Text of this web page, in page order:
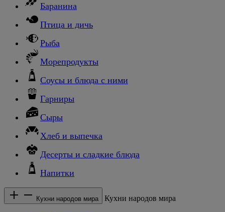
Баранина
Птица и дичь
Рыба
Морепродукты
Соусы и блюда с ними
Гарниры
Сыры
Хлеб и выпечка
Десерты и сладкие блюда
Напитки
Кухни народов мира Кухни народов мира